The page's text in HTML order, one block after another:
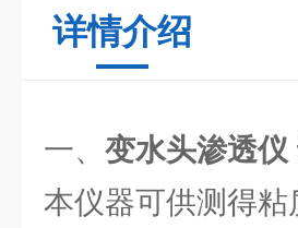
详情介绍
一、 变水头渗透仪
本仪器可供测得